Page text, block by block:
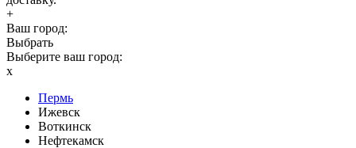
+
Ваш город:
Выбрать
Выберите ваш город:
x
Пермь
Ижевск
Воткинск
Нефтекамск